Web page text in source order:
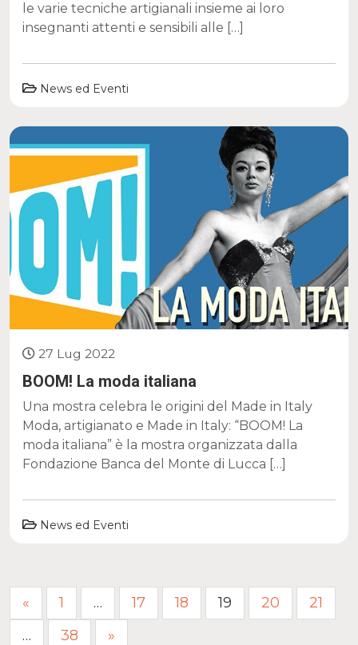
le varie tecniche artigianali insieme ai loro
insegnanti attenti e sensibili alle […]
News ed Eventi
27 Lug 2022
BOOM! La moda italiana
Una mostra celebra le origini del Made in Italy
Moda, artigianato e Made in Italy: “BOOM! La
moda italiana” è la mostra organizzata dalla
Fondazione Banca del Monte di Lucca […]
News ed Eventi
Paginazione
degli
« 1 … 17 18 19 20
21
…
38 »